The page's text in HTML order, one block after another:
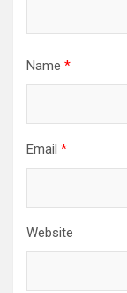
Name *
Email *
Website